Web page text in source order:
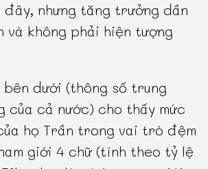
đây, nhưng tăng trưởng dần
và không phải hiện tượng
dưới (thông số trung
của cả nước) cho thấy mức
họ Trần trong vai trò đệm
giới 4 chữ (tính theo tỷ lệ